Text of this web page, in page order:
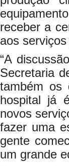
receber a
aos
“A
Secretaria
também os
hospital já
novos
fazer uma
gente
um grande